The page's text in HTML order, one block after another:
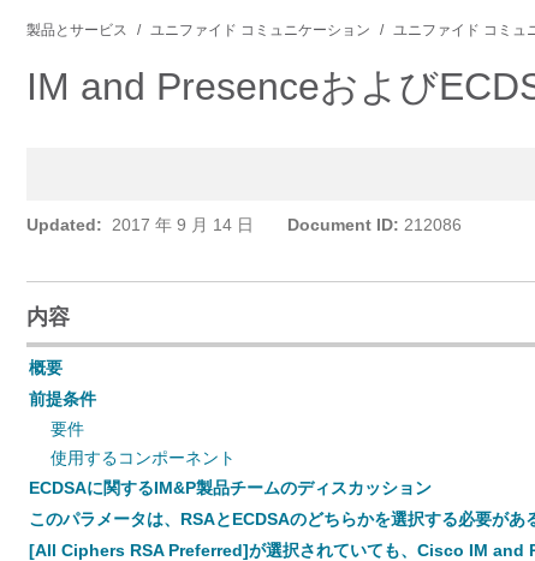
製品とサービス ユニファイド コミュニケーション ユニファイド コミュ
IM and Presenceおよび
Updated: 2017 年 9 月 14 日 Document ID: 212086
内容
概要
前提条件
要件
使用するコンポーネント
ECDSAに関するIM&P製品チームのディスカッション
このパラメータは、RSAとECDSAのどちらかを選択する必要があ
[All Ciphers RSA Preferred]が選択されていても、Cisco IM and